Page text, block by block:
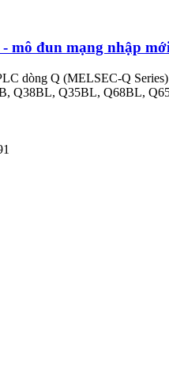
mô đun mạng nhập mới
dòng Q (MELSEC-Q
Q38BL, Q35BL, Q68BL,